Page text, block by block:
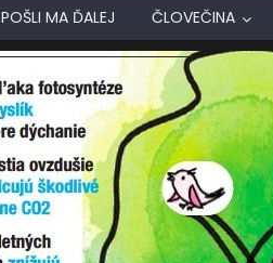
POŠLI MA ĎALEJ ČLOVEČINA